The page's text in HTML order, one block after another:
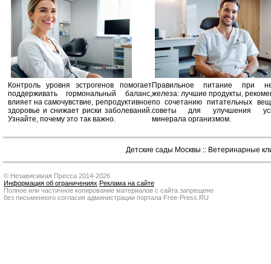
Контроль уровня эстрогенов помогает
поддерживать гормональный баланс,
влияет на самочувствие, репродуктивное
здоровье и снижает риски заболеваний.
Узнайте, почему это так важно.
Правильное питание при
железа: лучшие продукты,
по сочетанию питательных
советы для улучшения
минерала организмом.
Детские сады Москвы :: Ветеринарные
© Независимая Пресса 2014-2026
Информация об ограничениях Реклама на сайте
Полное или частичное копирование материалов с сайта запрещено
без письменного согласия администрации портала Free-Press.RU